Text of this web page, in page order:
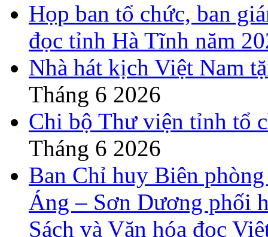
Họp ban tổ chức, ban
đọc tỉnh Hà Tĩnh năm
Nhà hát kịch Việt Nam
Tháng 6 2026
Chi bộ Thư viện tỉnh tổ
Tháng 6 2026
Ban Chỉ huy Biên
Áng – Sơn Dương phối
Sách và Văn hóa đọc